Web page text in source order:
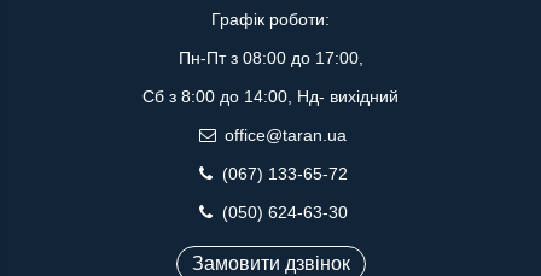
Графік роботи:
Пн-Пт з 08:00 до 17:00,
Сб з 8:00 до 14:00, Нд- вихідний
office@taran.ua
(067) 133-65-72
(050) 624-63-30
Замовити дзвінок